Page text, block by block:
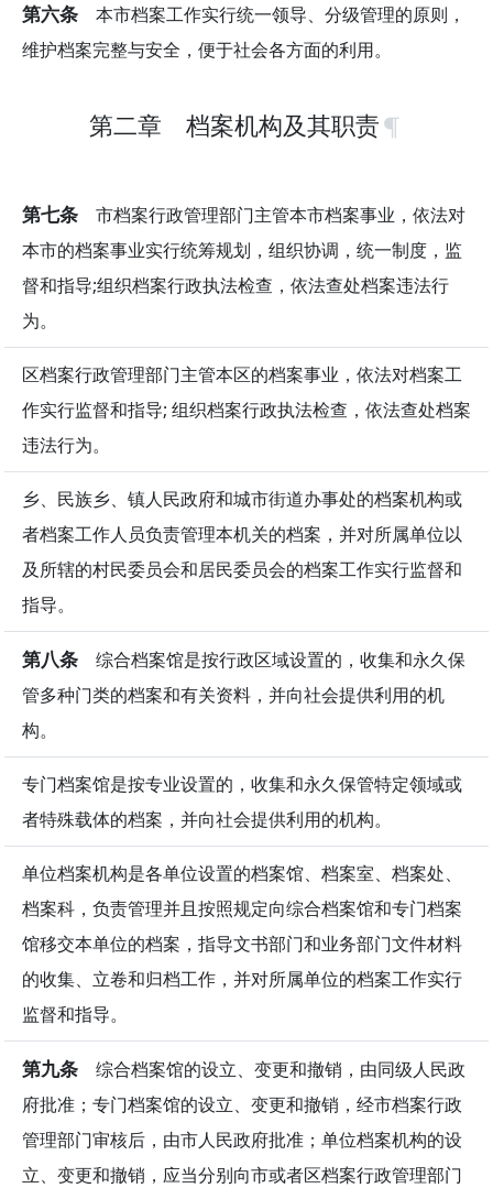
第六条 本市档案工作实行统一领导、分级管理的原则，
维护档案完整与安全，便于社会各方面的利用。
第二章 档案机构及其职责
第七条 市档案行政管理部门主管本市档案事业，依法对
本市的档案事业实行统筹规划，组织协调，统一制度，监
督和指导;组织档案行政执法检查，依法查处档案违法行
为。
区档案行政管理部门主管本区的档案事业，依法对档案工
作实行监督和指导; 组织档案行政执法检查，依法查处档案
违法行为。
乡、民族乡、镇人民政府和城市街道办事处的档案机构或
者档案工作人员负责管理本机关的档案，并对所属单位以
及所辖的村民委员会和居民委员会的档案工作实行监督和
指导。
第八条 综合档案馆是按行政区域设置的，收集和永久保
管多种门类的档案和有关资料，并向社会提供利用的机
构。
专门档案馆是按专业设置的，收集和永久保管特定领域或
者特殊载体的档案，并向社会提供利用的机构。
单位档案机构是各单位设置的档案馆、档案室、档案处、
档案科，负责管理并且按照规定向综合档案馆和专门档案
馆移交本单位的档案，指导文书部门和业务部门文件材料
的收集、立卷和归档工作，并对所属单位的档案工作实行
监督和指导。
第九条 综合档案馆的设立、变更和撤销，由同级人民政
府批准；专门档案馆的设立、变更和撤销，经市档案行政
管理部门审核后，由市人民政府批准；单位档案机构的设
立、变更和撤销，应当分别向市或者区档案行政管理部门